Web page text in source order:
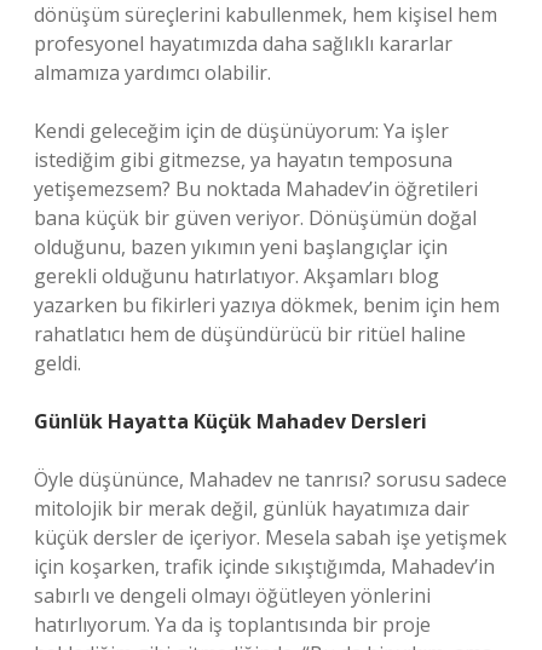
dönüşüm süreçlerini kabullenmek, hem kişisel hem
profesyonel hayatımızda daha sağlıklı kararlar
almamıza yardımcı olabilir.
Kendi geleceğim için de düşünüyorum: Ya işler
istediğim gibi gitmezse, ya hayatın temposuna
yetişemezsem? Bu noktada Mahadev’in öğretileri
bana küçük bir güven veriyor. Dönüşümün doğal
olduğunu, bazen yıkımın yeni başlangıçlar için
gerekli olduğunu hatırlatıyor. Akşamları blog
yazarken bu fikirleri yazıya dökmek, benim için hem
rahatlatıcı hem de düşündürücü bir ritüel haline
geldi.
Günlük Hayatta Küçük Mahadev Dersleri
Öyle düşününce, Mahadev ne tanrısı? sorusu sadece
mitolojik bir merak değil, günlük hayatımıza dair
küçük dersler de içeriyor. Mesela sabah işe yetişmek
için koşarken, trafik içinde sıkıştığımda, Mahadev’in
sabırlı ve dengeli olmayı öğütleyen yönlerini
hatırlıyorum. Ya da iş toplantısında bir proje